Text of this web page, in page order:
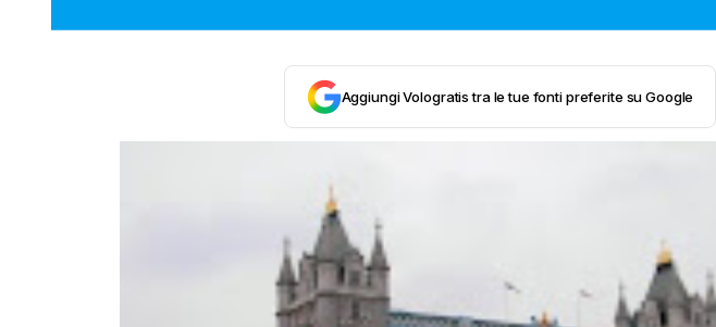
Aggiungi Vologratis tra le tue fonti preferite su Google